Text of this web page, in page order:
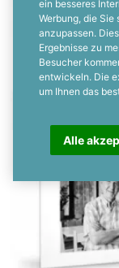
ein besseres
Werbung, die Sie
anzupassen.
Ergebnisse zu
Besucher
entwickeln. Die
um Ihnen das
Alle